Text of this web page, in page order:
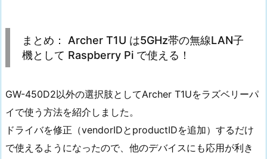
まとめ： Archer T1U は5GHz帯の無線LAN子
機として Raspberry Pi で使える！
GW-450D2以外の選択肢としてArcher T1Uをラズベリーパ
イで使う方法を紹介しました。
ドライバを修正（vendorIDとproductIDを追加）するだけ
で使えるようになったので、他のデバイスにも応用が利き